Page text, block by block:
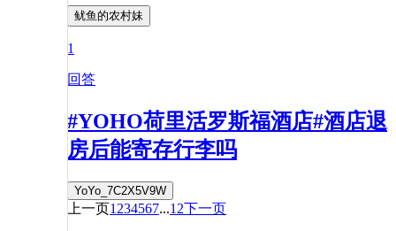
鱿鱼的农村妹
1
回答
#YOHO荷里活罗斯福酒店#酒店退
房后能寄存行李吗
YoYo_7C2X5V9W
上一页1 234567...12下一页